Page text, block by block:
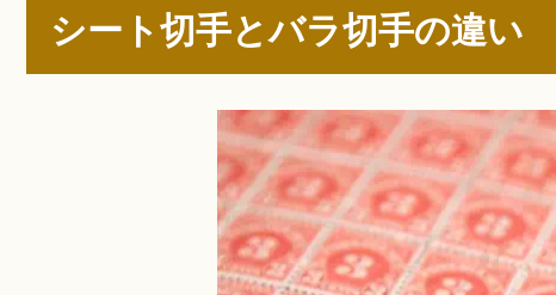
シート切手とバラ切手の違い